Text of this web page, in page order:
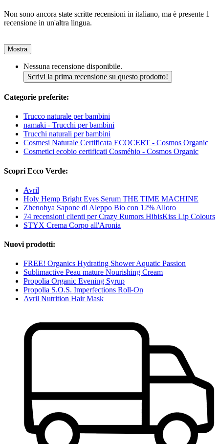
Non sono ancora state scritte recensioni in italiano, ma è presente 1
recensione in un'altra lingua.
Mostra
Nessuna recensione disponibile.
Scrivi la prima recensione su questo prodotto!
Categorie preferite:
Trucco naturale per bambini
namaki - Trucchi per bambini
Trucchi naturali per bambini
Cosmesi Naturale Certificata ECOCERT - Cosmos Organic
Cosmetici ecobio certificati Cosmébio - Cosmos Organic
Scopri Ecco Verde:
Avril
Holy Hemp Bright Eyes Serum THE TIME MACHINE
Zhenobya Sapone di Aleppo Bio con 12% Alloro
74 recensioni clienti per Crazy Rumors HibisKiss Lip Colours
STYX Crema Corpo all'Aronia
Nuovi prodotti:
FREE! Organics Hydrating Shower Aquatic Passion
Sublimactive Peau mature Nourishing Cream
Propolia Organic Evening Syrup
Propolia S.O.S. Imperfections Roll-On
Avril Nutrition Hair Mask